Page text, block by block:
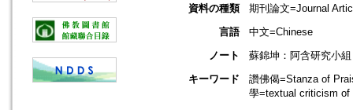
資料の種類
期刊論文=Journal
言語
中文=Chinese
ノート
蘇錦坤：阿含研究小組
キーワード
讚佛偈=Stanza of
學=textual criticism of